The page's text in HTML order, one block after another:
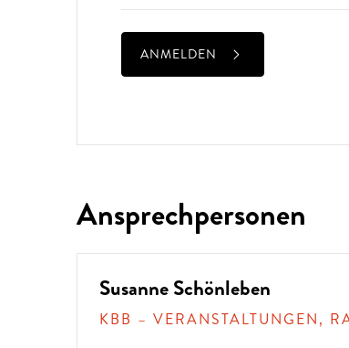
ALTE MUSIK BIS
ANMELDEN
Ansprechpersonen
Susanne Schönleben
KBB – VERANSTALTUNGEN,